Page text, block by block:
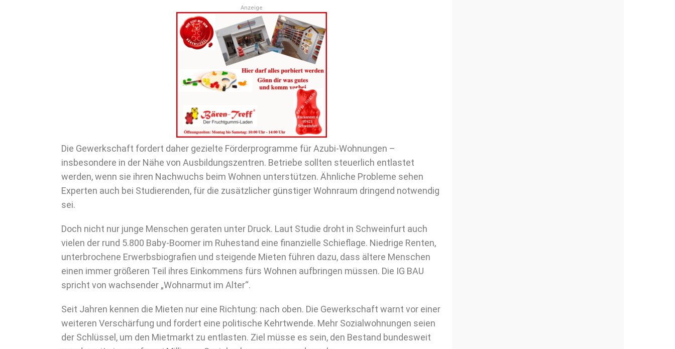
Anzeige
Die Gewerkschaft fordert daher gezielte Förderprogramme für Azubi-Wohnungen –
insbesondere in der Nähe von Ausbildungszentren. Betriebe sollten steuerlich entlastet
werden, wenn sie ihren Nachwuchs beim Wohnen unterstützen. Ähnliche Probleme sehen
Experten auch bei Studierenden, für die zusätzlicher günstiger Wohnraum dringend notwendig
sei.
Doch nicht nur junge Menschen geraten unter Druck. Laut Studie droht in Schweinfurt auch
vielen der rund 5.800 Baby-Boomer im Ruhestand eine finanzielle Schieflage. Niedrige Renten,
unterbrochene Erwerbsbiografien und steigende Mieten führen dazu, dass ältere Menschen
einen immer größeren Teil ihres Einkommens fürs Wohnen aufbringen müssen. Die IG BAU
spricht von wachsender „Wohnarmut im Alter“.
Seit Jahren kennen die Mieten nur eine Richtung: nach oben. Die Gewerkschaft warnt vor einer
weiteren Verschärfung und fordert eine politische Kehrtwende. Mehr Sozialwohnungen seien
der Schlüssel, um den Mietmarkt zu entlasten. Ziel müsse es sein, den Bestand bundesweit